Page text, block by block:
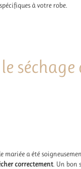
à votre robe.
séchage
mariée a été
correctement . Un bon